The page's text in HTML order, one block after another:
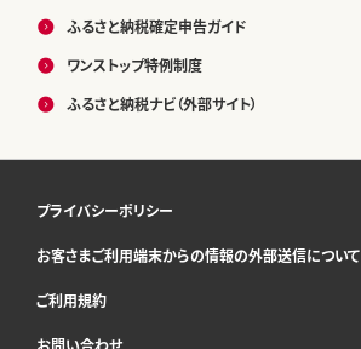
ふるさと納税確定申告ガイド
ワンストップ特例制度
ふるさと納税ナビ（外部サイト）
プライバシーポリシー
お客さまご利用端末からの情報の外部送信について
ご利用規約
お問い合わせ